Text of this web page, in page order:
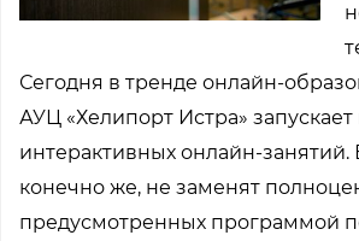
Сегодня в тренде онлайн-
АУЦ «Хелипорт Истра» запускает
интерактивных онлайн-
конечно же, не заменят
предусмотренных программой